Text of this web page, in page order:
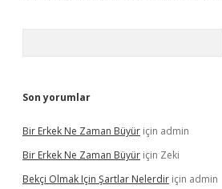
Son yorumlar
Bir Erkek Ne Zaman Büyür için admin
Bir Erkek Ne Zaman Büyür için Zeki
Bekçi Olmak Için Şartlar Nelerdir için admin